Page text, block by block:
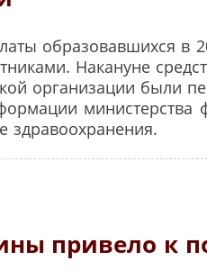
образовавшихся в
Накануне
организации были
министерства
здравоохранения.
привело к